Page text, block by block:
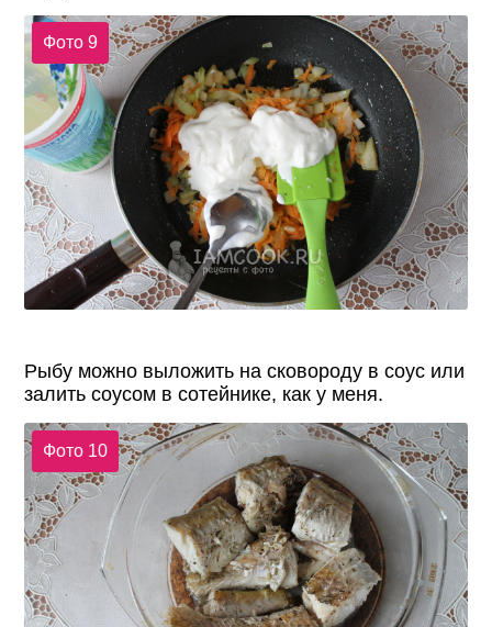
Фото 9
Рыбу можно выложить на сковороду в соус или
залить соусом в сотейнике, как у меня.
Фото 10